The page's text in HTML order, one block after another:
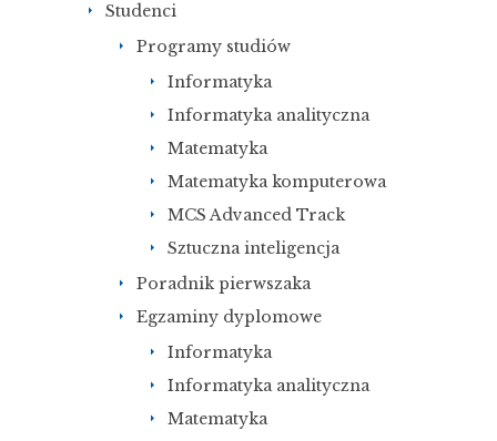
Studenci
Programy studiów
Informatyka
Informatyka analityczna
Matematyka
Matematyka komputerowa
MCS Advanced Track
Sztuczna inteligencja
Poradnik pierwszaka
Egzaminy dyplomowe
Informatyka
Informatyka analityczna
Matematyka